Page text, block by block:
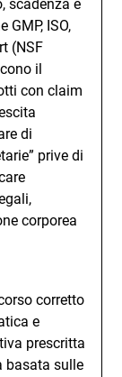
scadenza e
ISO,
(NSF
il
con claim
di
prive di
corporea
corretto
e
prescritta
basata sulle